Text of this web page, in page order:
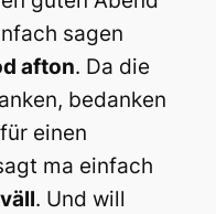
sagen
afton. Da die
bedanken
einen
ma einfach
. Und will